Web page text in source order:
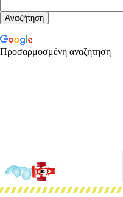
Προσαρμοσμένη αναζήτηση